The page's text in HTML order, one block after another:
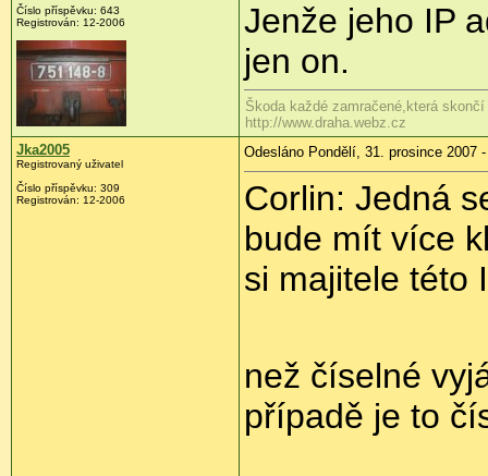
Číslo příspěvku: 643
Registrován: 12-2006
Jenže jeho IP
jen on.
Škoda každé zamračené,která
http://www.draha.webz.cz
Jka2005
Registrovaný uživatel
Číslo příspěvku: 309
Registrován: 12-2006
Odesláno Pondělí, 31. prosince 2007 -
Corlin: Jedná
bude mít více
si majitele této
než číselné
případě je to